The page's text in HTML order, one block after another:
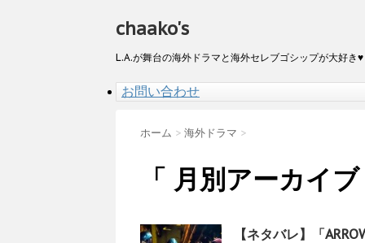
chaako's
L.A.が舞台の海外ドラマと海外セレブゴシップが大好き♥
お問い合わせ
ホーム > 海外ドラマ >
「 月別アーカイ
【ネタバレ】「